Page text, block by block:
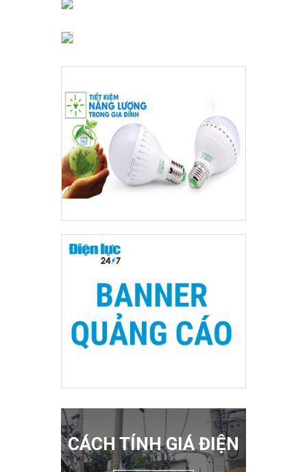
CÁCH TÍNH GIÁ ĐIỆN